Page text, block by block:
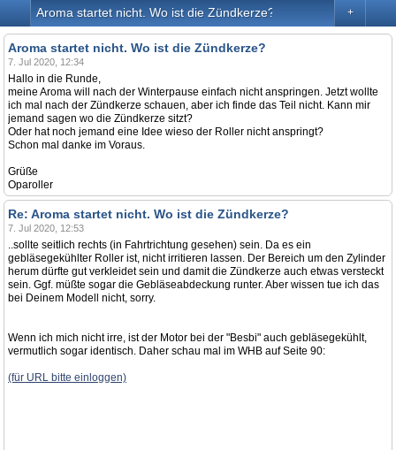
+
Aroma startet nicht. Wo ist die Zündkerze?
Aroma startet nicht. Wo ist die Zündkerze?
7. Jul 2020, 12:34
Hallo in die Runde,
meine Aroma will nach der Winterpause einfach nicht anspringen. Jetzt wollte
ich mal nach der Zündkerze schauen, aber ich finde das Teil nicht. Kann mir
jemand sagen wo die Zündkerze sitzt?
Oder hat noch jemand eine Idee wieso der Roller nicht anspringt?
Schon mal danke im Voraus.
Grüße
Oparoller
Re: Aroma startet nicht. Wo ist die Zündkerze?
7. Jul 2020, 12:53
..sollte seitlich rechts (in Fahrtrichtung gesehen) sein. Da es ein
gebläsegekühlter Roller ist, nicht irritieren lassen. Der Bereich um den Zylinder
herum dürfte gut verkleidet sein und damit die Zündkerze auch etwas versteckt
sein. Ggf. müßte sogar die Gebläseabdeckung runter. Aber wissen tue ich das
bei Deinem Modell nicht, sorry.
Wenn ich mich nicht irre, ist der Motor bei der "Besbi" auch gebläsegekühlt,
vermutlich sogar identisch. Daher schau mal im WHB auf Seite 90:
(für URL bitte einloggen)